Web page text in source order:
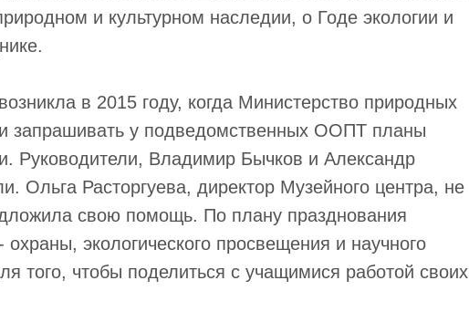
и культурном наследии, о Годе экологии и
в 2015 году, когда Министерство природных
запрашивать у подведомственных ООПТ планы
Руководители, Владимир Бычков и Александр
Ольга Расторгуева, директор Музейного центра, не
свою помощь. По плану празднования
охраны, экологического просвещения и научного
того, чтобы поделиться с учащимися работой своих